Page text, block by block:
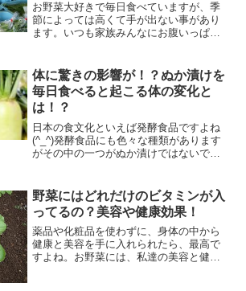
お野菜大好きで毎日食べていますが、季
節によっては高くて手が出ない事があり
ます。いつも家族みんなにお腹いっぱい
菜ごとの切り方も、ご説明していきま
す。道の駅や直売所の利用最...
体に驚きの影響が！？ぬか漬けを
毎日食べると起こる体の変化と
は！？
日本の食文化といえば発酵食品ですよね
(^_^)発酵食品にも色々な種類があります
がその中の一つがぬか漬けではないでし
よね！！そんなぬか漬けですが実はおい
しいだけではなく健...
野菜にはどれだけのビタミンが入
ってるの？美容や健康効果！
薬品や化粧品を使わずに、身体の中から
健康と美容を手に入れられたら、最高で
すよね。お野菜には、私達の美容と健康